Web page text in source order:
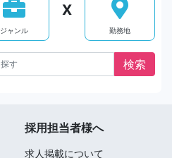
ジャンル
X
勤務地
採用担当者様へ
求人掲載について